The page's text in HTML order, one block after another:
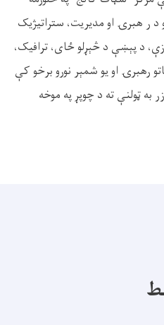
د ر هبرۍ او مدیریت، ستراتیژیک
د پېښې د څېړلو ځای، ترافیک،
رهبرۍ او یو شمېر نورو برخو کې
ټولنې ته د چوپړ په موخه